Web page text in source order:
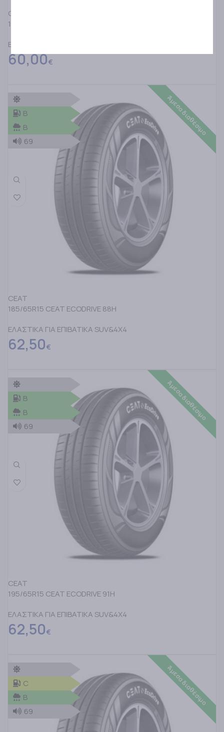
CEAT
185/60R15 CEAT ECODRIVE 88H XL
ΕΛΑΣΤΙΚΑ ΓΙΑ ΕΠΙΒΑΤΙΚΑ SUV&4X4
60,00€
Άμεσα διαθέσιμο
B
B
69
CEAT
185/65R15 CEAT ECODRIVE 88H
ΕΛΑΣΤΙΚΑ ΓΙΑ ΕΠΙΒΑΤΙΚΑ SUV&4X4
62,50€
Άμεσα διαθέσιμο
B
B
69
CEAT
195/65R15 CEAT ECODRIVE 91H
ΕΛΑΣΤΙΚΑ ΓΙΑ ΕΠΙΒΑΤΙΚΑ SUV&4X4
62,50€
Άμεσα διαθέσιμο
C
B
69